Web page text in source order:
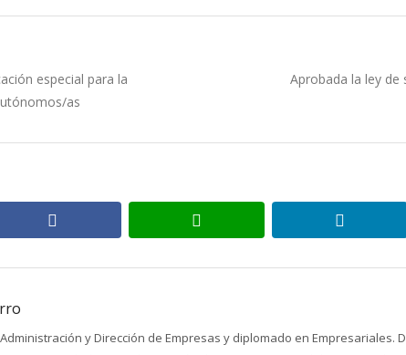
especial para la
as
Next
Aprobada la ley de
whatsapp linkedin
y Dirección de Empresas y diplomado en Empresariales.